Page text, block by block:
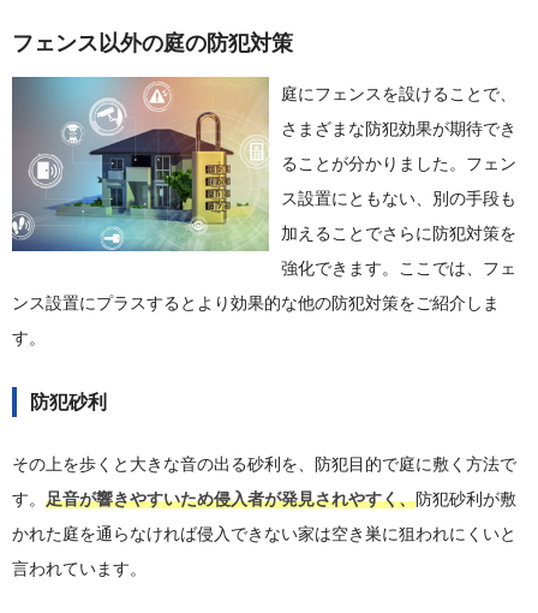
フェンス以外の庭の防犯対策
庭にフェンスを設けることで、
さまざまな防犯効果が期待でき
ることが分かりました。フェン
ス設置にともない、別の手段も
加えることでさらに防犯対策を
強化できます。ここでは、フェ
ンス設置にプラスするとより効果的な他の防犯対策をご紹介しま
す。
防犯砂利
その上を歩くと大きな音の出る砂利を、防犯目的で庭に敷く方法で
す。 足音が響きやすいため侵入者が発見されやすく、防犯砂利が敷
かれた庭を通らなければ侵入できない家は空き巣に狙われにくいと
言われています。